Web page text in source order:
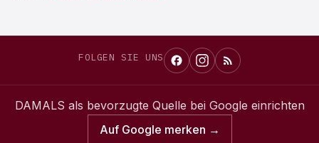
FOLGEN SIE UNS
DAMALS als bevorzugte Quelle bei Google einrichten
Auf Google merken →